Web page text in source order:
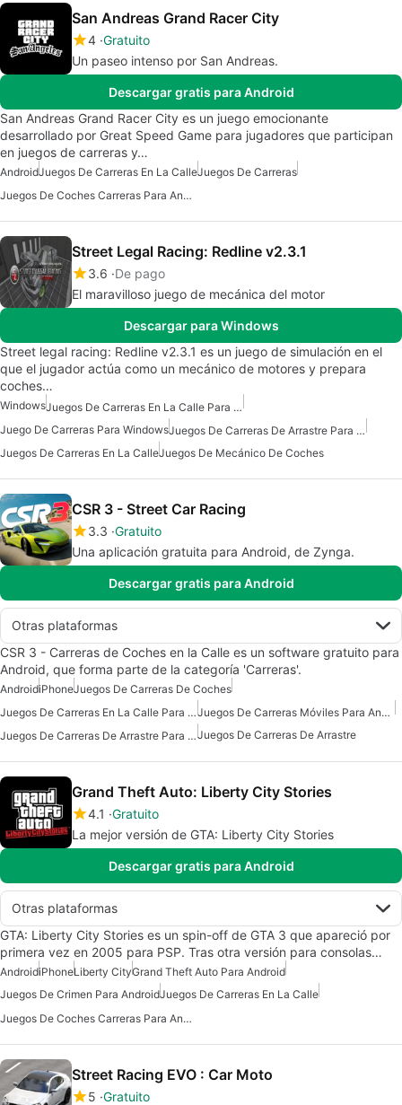
San Andreas Grand Racer City
4 Gratuito
Un paseo intenso por San Andreas.
Descargar gratis para Android
San Andreas Grand Racer City es un juego emocionante
desarrollado por Great Speed ​​Game para jugadores que participan
en juegos de carreras y…
AndroidJuegos De Carreras En La CalleJuegos De Carreras
Juegos De Coches Carreras Para Android
Street Legal Racing: Redline v2.3.1
3.6 De pago
El maravilloso juego de mecánica del motor
Descargar para Windows
Street legal racing: Redline v2.3.1 es un juego de simulación en el
que el jugador actúa como un mecánico de motores y prepara
coches…
Windows
Juegos De Carreras En La Calle Para Windows
Juego De Carreras Para Windows
Juegos De Carreras De Arrastre Para Windows
Juegos De Carreras En La CalleJuegos De Mecánico De Coches
CSR 3 - Street Car Racing
3.3 Gratuito
Una aplicación gratuita para Android, de Zynga.
Descargar gratis para Android
Otras plataformas
CSR 3 - Carreras de Coches en la Calle es un software gratuito para
Android, que forma parte de la categoría 'Carreras'.
AndroidiPhoneJuegos De Carreras De Coches
Juegos De Carreras En La Calle Para Android Gratis
Juegos De Carreras Móviles Para Android
Juegos De Carreras De Arrastre Para AndroidJuegos De Carreras De Arrastre
Grand Theft Auto: Liberty City Stories
4.1 Gratuito
La mejor versión de GTA: Liberty City Stories
Descargar gratis para Android
Otras plataformas
GTA: Liberty City Stories es un spin-off de GTA 3 que apareció por
primera vez en 2005 para PSP. Tras otra versión para consolas…
AndroidiPhoneLiberty CityGrand Theft Auto Para Android
Juegos De Crimen Para AndroidJuegos De Carreras En La Calle
Juegos De Coches Carreras Para Android
Street Racing EVO : Car Moto
5 Gratuito